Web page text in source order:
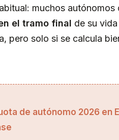
muchos
el tramo final de su
pero solo si se calcula
de autónomo 2026 en